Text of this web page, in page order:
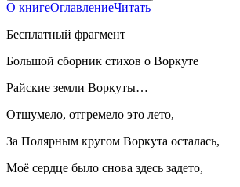
О книгеОглавлениеЧитать
Бесплатный фрагмент
Большой сборник стихов о Воркуте
Райские земли Воркуты…
Отшумело, отгремело это лето,
За Полярным кругом Воркута осталась,
Моё сердце было снова здесь задето,